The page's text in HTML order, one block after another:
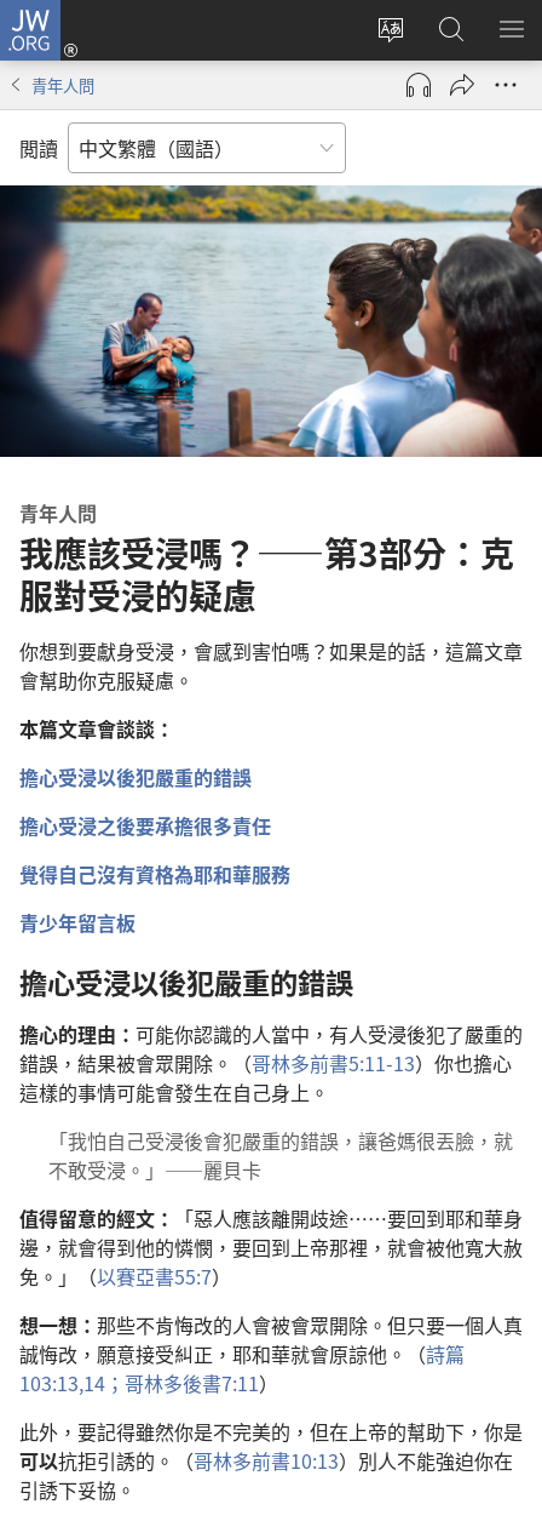
JW.ORG
更
改
網
言
登
入
（開
窗）
搜
尋
JW.ORG
顯
青年人問
閲讀
青年人問
我應該受浸嗎？——第3部分：克
服對受浸的疑慮
你想到要獻身受浸，會感到害怕嗎？如果是的話，這篇文章
會幫助你克服疑慮。
本篇文章會談談：
擔心受浸以後犯嚴重的錯誤
擔心受浸之後要承擔很多責任
覺得自己沒有資格為耶和華服務
青少年留言板
擔心受浸以後犯嚴重的錯誤
擔心的理由： 可能你認識的人當中，有人受浸後犯了嚴重的
錯誤，結果被會眾開除。（哥林多前書5:11-13）你也擔心
這樣的事情可能會發生在自己身上。
「我怕自己受浸後會犯嚴重的錯誤，讓爸媽很丟臉，就
不敢受浸。」——麗貝卡
值得留意的經文：
「惡人應該離開歧途……要回到耶和華身
邊，就會得到他的憐憫，要回到上帝那裡，就會被他寬大赦
免。」（以賽亞書55:7）
想一想： 那些不肯悔改的人會被會眾開除。但只要一個人真
誠悔改，願意接受糾正，耶和華就會原諒他。（詩篇
103:13,14； 哥林多後書7:11）
此外，要記得雖然你是不完美的，但在上帝的幫助下，你是
可以抗拒引誘的。（哥林多前書10:13）別人不能強迫你在
引誘下妥協。